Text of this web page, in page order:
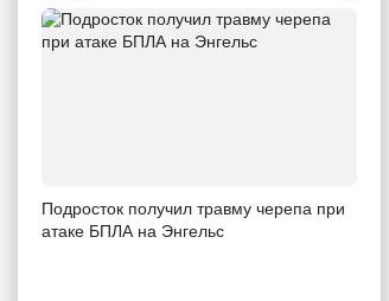
Подросток получил травму черепа при
атаке БПЛА на Энгельс